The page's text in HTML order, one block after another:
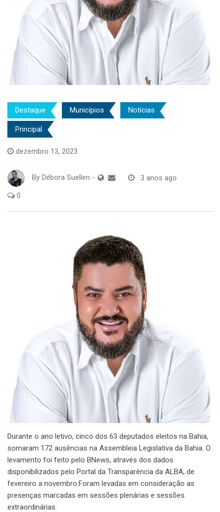
Destaque Municípios Notícias
Principal
dezembro 13, 2023
By Débora Suellen - 3 anos ago
0
Durante o ano letivo, cinco dos 63 deputados eleitos na Bahia,
somaram 172 ausências na Assembleia Legislativa da Bahia. O
levamento foi feito pelo BNews, através dos dados
disponibilizados pelo Portal da Transparência da ALBA, de
fevereiro a novembro.Foram levadas em consideração as
presenças marcadas em sessões plenárias e sessões
extraordinárias.